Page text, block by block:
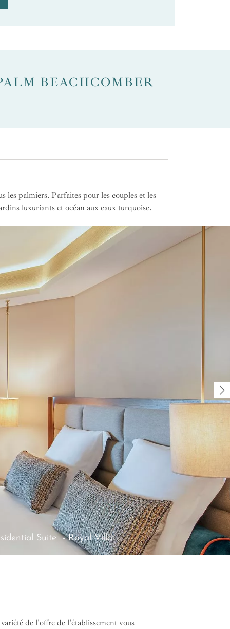
BEACHCOMBER
les palmiers. Parfaites pour les couples et les
luxuriants et océan aux eaux turquoise.
Suite-Royal Villa
de l'offre de l'établissement vous